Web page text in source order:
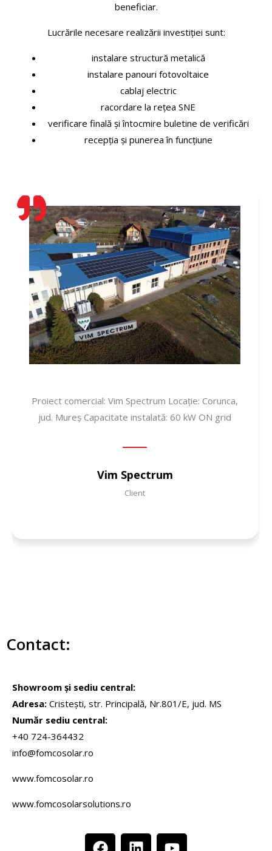
beneficiar.
Lucrările necesare realizării investiţiei sunt:
instalare structură metalică
instalare panouri fotovoltaice
cablaj electric
racordare la rețea SNE
verificare finală şi întocmire buletine de verificări
recepţia şi punerea în funcţiune
Proiect comercial: Vim Spectrum Locație: Corunca,
jud. Mureș Capacitate instalată: 60 kW ON grid
Vim Spectrum
Client
Contact:
Showroom şi sediu central:
Adresa: Cristeşti, str. Principală, Nr.801/E, jud. MS
Număr sediu central:
+40 724-364432
info@fomcosolar.ro
www.fomcosolar.ro
www.fomcosolarsolutions.ro